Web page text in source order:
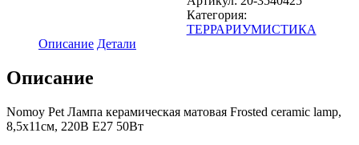
Категория:
ТЕРРАРИУМИСТИКА
Описание Детали
Описание
Nomoy Pet Лампа керамическая матовая Frosted ceramic lamp,
8,5х11см, 220В E27 50Вт